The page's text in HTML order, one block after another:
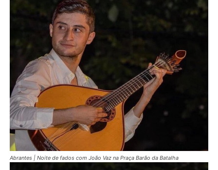
Abrantes | Noite de fados com João Vaz na Praça Barão da Batalha